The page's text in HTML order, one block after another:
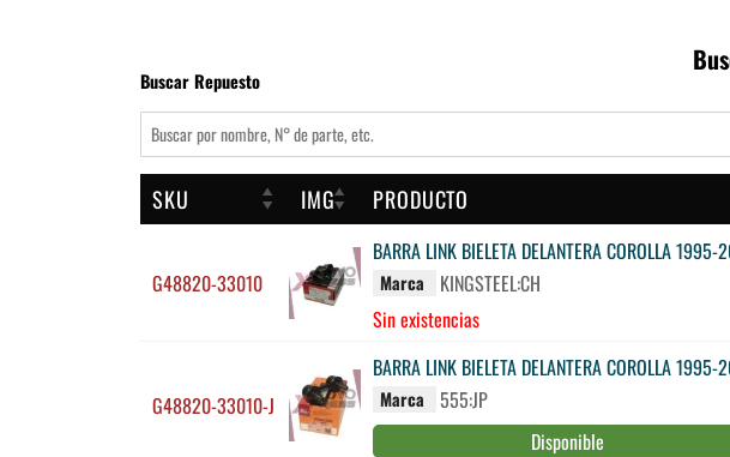
Buscar Repuesto
SKU IMG PRODUCTO
G48820-33010
BARRA LINK BIELETA DELANTERA COROLLA
Marca
KINGSTEEL:CH
Sin existencias
G48820-33010-J
BARRA LINK BIELETA DELANTERA COROLLA
Marca
555:JP
Disponible